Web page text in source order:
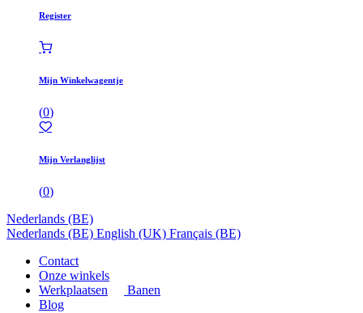
Register
Mijn Winkelwagentje
(0)
Mijn Verlanglijst
(0)
Nederlands (BE)
Nederlands (BE) English (UK) Français (BE)
Contact
Onze winkels
Werkplaatsen
Banen
Blog